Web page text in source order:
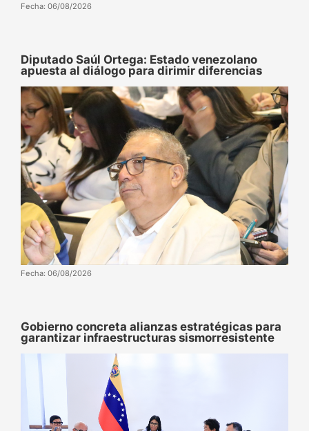
Fecha: 06/08/2026
Diputado Saúl Ortega: Estado venezolano
apuesta al diálogo para dirimir diferencias
Fecha: 06/08/2026
Gobierno concreta alianzas estratégicas para
garantizar infraestructuras sismorresistente